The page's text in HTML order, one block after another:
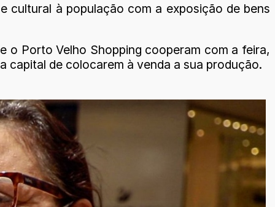
cultural à população com a exposição de bens
o Porto Velho Shopping cooperam com a feira,
capital de colocarem à venda a sua produção.